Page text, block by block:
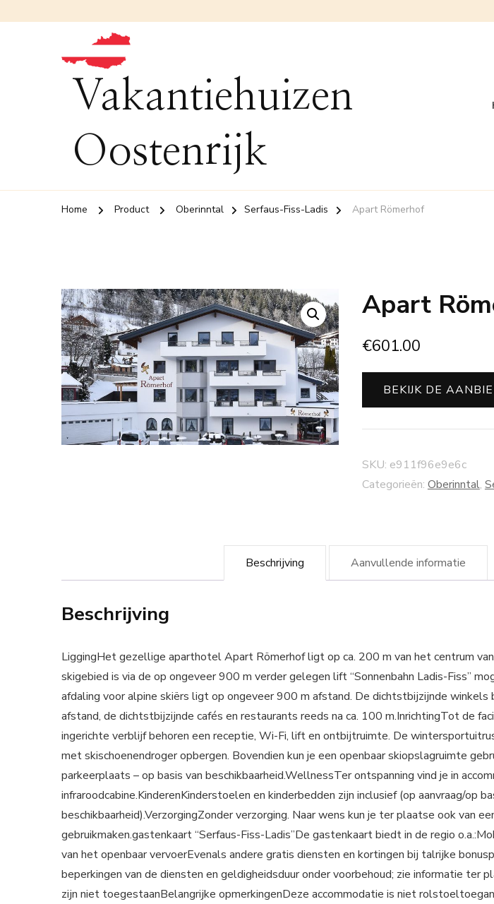
Vakantiehuizen
Oostenrijk
Home Product Oberinntal Serfaus-Fiss-Ladis Apart Römerhof
Apart
€601.00
BEKIJK DE
SKU: e911f96e9e6c
Categorieën: Oberinntal,
Beschrijving Aanvullende informatie
Beschrijving
LiggingHet gezellige aparthotel Apart Römerhof ligt op ca. 200 m van het centrum
skigebied is via de op ongeveer 900 m verder gelegen lift “Sonnenbahn Ladis-Fiss”
afdaling voor alpine skiërs ligt op ongeveer 900 m afstand. De dichtstbijzijnde winkels
afstand, de dichtstbijzijnde cafés en restaurants reeds na ca. 100 m.InrichtingTot de
ingerichte verblijf behoren een receptie, Wi-Fi, lift en ontbijtruimte. De
met skischoenendroger opbergen. Bovendien kun je een openbaar skiopslagruimte
parkeerplaats – op basis van beschikbaarheid.WellnessTer ontspanning vind je in
infraroodcabine.KinderenKinderstoelen en kinderbedden zijn inclusief (op aanvraag/op
beschikbaarheid).VerzorgingZonder verzorging. Naar wens kun je ter plaatse ook van
gebruikmaken.gastenkaart “Serfaus-Fiss-Ladis”De gastenkaart biedt in de regio
van het openbaar vervoerEvenals andere gratis diensten en kortingen bij talrijke
beperkingen van de diensten en geldigheidsduur onder voorbehoud; zie informatie ter
zijn niet toegestaanBelangrijke opmerkingenDeze accommodatie is niet